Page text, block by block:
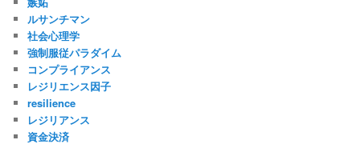
ルサンチマン
社会心理学
強制服従パラダイム
コンプライアンス
レジリエンス因子
resilience
レジリアンス
資金決済